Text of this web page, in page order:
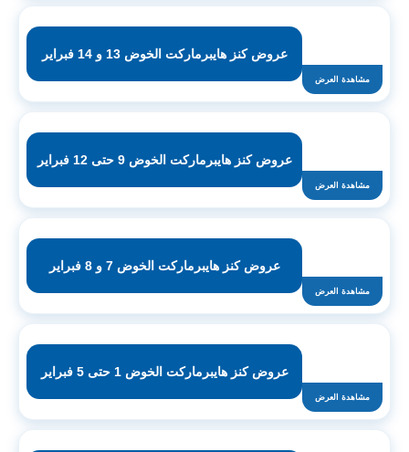
مشاهدة العرض
عروض كنز هايبرماركت الخوض 13 و 14 فبراير
مشاهدة العرض
عروض كنز هايبرماركت الخوض 9 حتى 12 فبراير
مشاهدة العرض
عروض كنز هايبرماركت الخوض 7 و 8 فبراير
مشاهدة العرض
عروض كنز هايبرماركت الخوض 1 حتى 5 فبراير